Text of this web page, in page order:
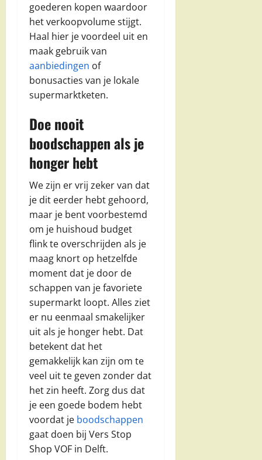
goederen kopen waardoor
het verkoopvolume stijgt.
Haal hier je voordeel uit en
maak gebruik van
aanbiedingen of
bonusacties van je lokale
supermarktketen.
Doe nooit
boodschappen als je
honger hebt
We zijn er vrij zeker van dat
je dit eerder hebt gehoord,
maar je bent voorbestemd
om je huishoud budget
flink te overschrijden als je
maag knort op hetzelfde
moment dat je door de
schappen van je favoriete
supermarkt loopt. Alles ziet
er nu eenmaal smakelijker
uit als je honger hebt. Dat
betekent dat het
gemakkelijk kan zijn om te
veel uit te geven zonder dat
het zin heeft. Zorg dus dat
je een goede bodem hebt
voordat je boodschappen
gaat doen bij Vers Stop
Shop VOF in Delft.